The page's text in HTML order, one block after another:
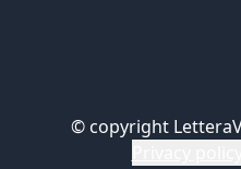
© copyright